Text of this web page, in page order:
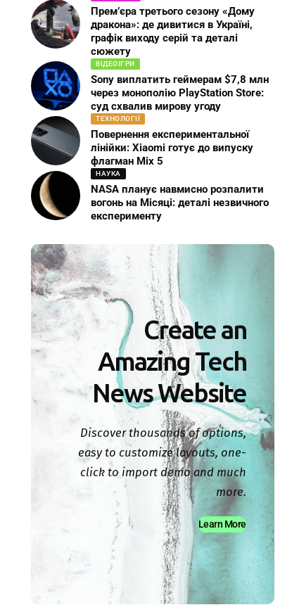
Прем’єра третього сезону «Дому
дракона»: де дивитися в Україні,
графік виходу серій та деталі
сюжету
ВІДЕОІГРИ
Sony виплатить геймерам $7,8 млн
через монополію PlayStation Store:
суд схвалив мирову угоду
ТЕХНОЛОГІЇ
Повернення експериментальної
лінійки: Xiaomi готує до випуску
флагман Mix 5
НАУКА
NASA планує навмисно розпалити
вогонь на Місяці: деталі незвичного
експерименту
Create an
Amazing Tech
News Website
Discover thousands of options,
easy to customize layouts, one-
click to import demo and much
more.
Learn More